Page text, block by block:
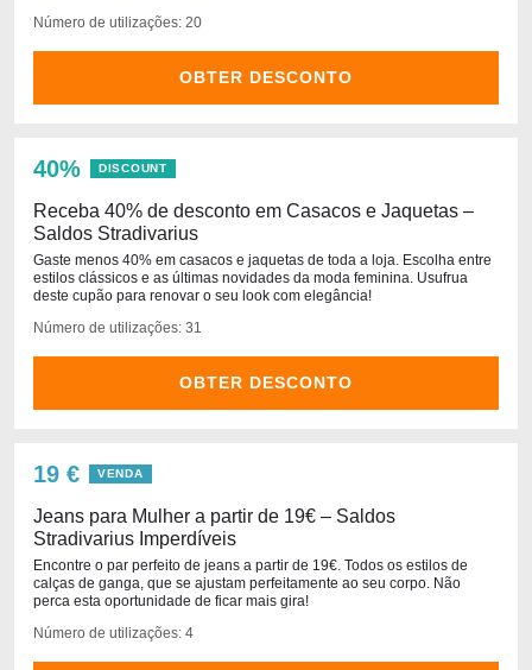
Número de utilizações: 20
OBTER DESCONTO
40% DISCOUNT
Receba 40% de desconto em Casacos e Jaquetas –
Saldos Stradivarius
Gaste menos 40% em casacos e jaquetas de toda a loja. Escolha entre
estilos clássicos e as últimas novidades da moda feminina. Usufrua
deste cupão para renovar o seu look com elegância!
Número de utilizações: 31
OBTER DESCONTO
19 € VENDA
Jeans para Mulher a partir de 19€ – Saldos
Stradivarius Imperdíveis
Encontre o par perfeito de jeans a partir de 19€. Todos os estilos de
calças de ganga, que se ajustam perfeitamente ao seu corpo. Não
perca esta oportunidade de ficar mais gira!
Número de utilizações: 4